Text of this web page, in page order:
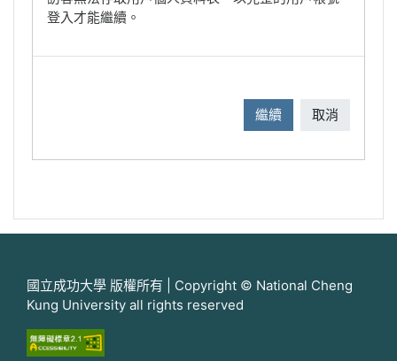
登入才能繼續。
繼續 取消
國立成功大學 版權所有 | Copyright © National Cheng
Kung University all rights reserved